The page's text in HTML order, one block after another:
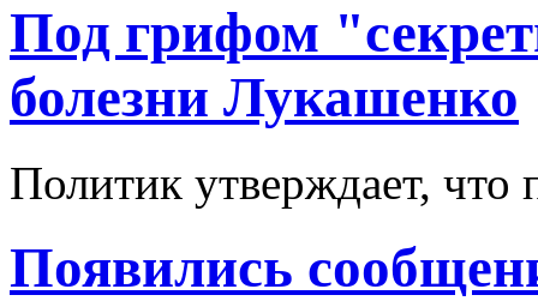
Под грифом
болезни Лукашенко
Политик утверждает, что
Появились